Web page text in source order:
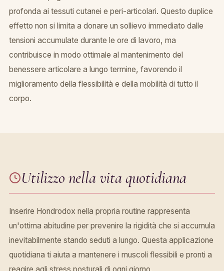
profonda ai tessuti cutanei e peri-articolari. Questo duplice
effetto non si limita a donare un sollievo immediato dalle
tensioni accumulate durante le ore di lavoro, ma
contribuisce in modo ottimale al mantenimento del
benessere articolare a lungo termine, favorendo il
miglioramento della flessibilità e della mobilità di tutto il
corpo.
Utilizzo nella vita quotidiana
Inserire Hondrodox nella propria routine rappresenta
un'ottima abitudine per prevenire la rigidità che si accumula
inevitabilmente stando seduti a lungo. Questa applicazione
quotidiana ti aiuta a mantenere i muscoli flessibili e pronti a